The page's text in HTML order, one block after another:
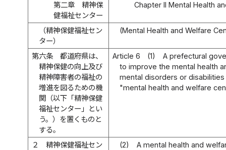
第二章 精神保
健福祉センター
Chapter II Mental Health
（精神保健福祉セン
ター）
(Mental Health and Welfare
第六条
都道府県は、
精神保健の向上及び
精神障害者の福祉の
増進を図るための機
関（以下「精神保健
福祉センター」とい
う。）を置くものと
する。
Article 6 (1)
A prefectural
to improve the mental health
mental disorders or
"mental health and welfare
２
精神保健福祉セン
(2)
A mental health and